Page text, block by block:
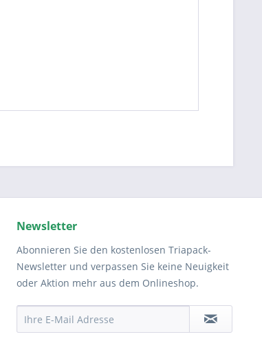
Newsletter
Abonnieren Sie den kostenlosen Triapack-
Newsletter und verpassen Sie keine Neuigkeit
oder Aktion mehr aus dem Onlineshop.